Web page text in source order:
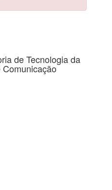
de Tecnologia da